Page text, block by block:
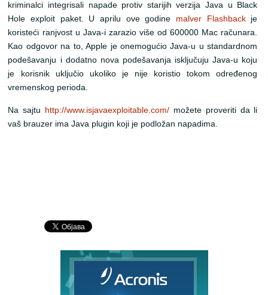
kriminalci integrisali napade protiv starijih verzija Java u Black
Hole exploit paket. U aprilu ove godine malver Flashbackje
koristeći ranjvost u Java-i zarazio više od 600000 Mac računara.
Kao odgovor na to, Apple je onemogućio Java-u u standardnom
podešavanju i dodatno nova podešavanja isključuju Java-u koju
je korisnik uključio ukoliko je nije koristio tokom određenog
vremenskog perioda.
Na sajtu http://www.isjavaexploitable.com/ možete proveriti da li
vaš brauzer ima Java plugin koji je podložan napadima.